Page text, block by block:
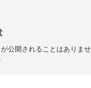
公開されることはありませ